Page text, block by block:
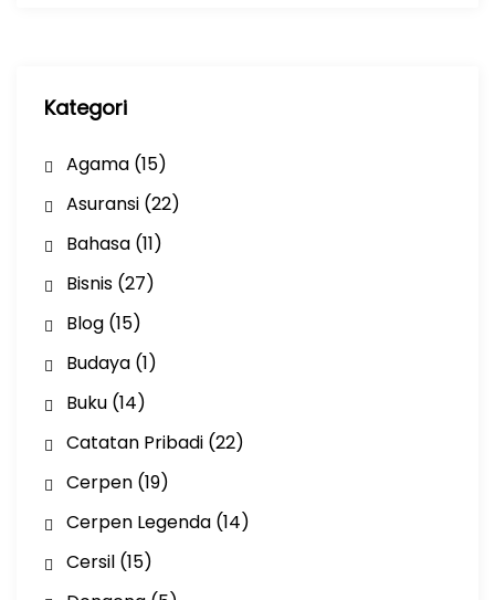
Kategori
Agama(15)
Asuransi(22)
Bahasa(11)
Bisnis(27)
Blog(15)
Budaya(1)
Buku(14)
Catatan Pribadi(22)
Cerpen(19)
Cerpen Legenda(14)
Cersil(15)